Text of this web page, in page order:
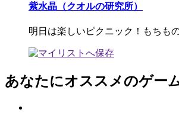
紫水晶（クオルの研究所）
明日は楽しいピクニック！もちも
あなたにオススメのゲー